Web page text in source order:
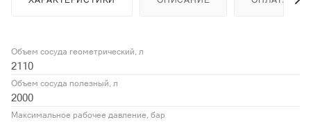
Объем сосуда геометрический, л
2110
Объем сосуда полезный, л
2000
Максимальное рабочее давление, бар